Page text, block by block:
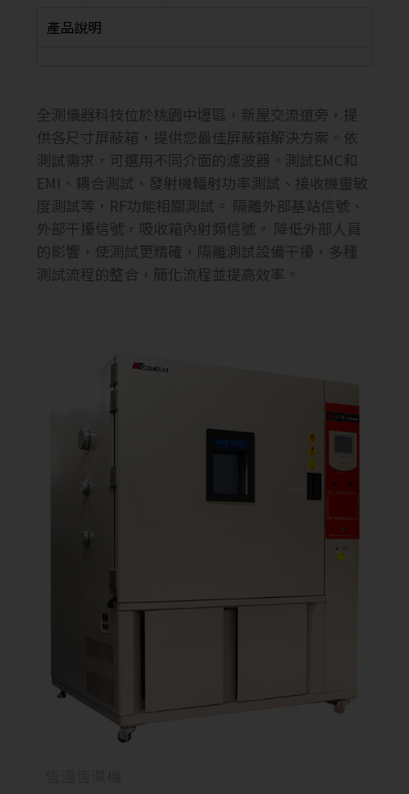
產品說明
全測儀器科技位於桃園中壢區，新屋交流道旁，提
供各尺寸屏蔽箱，提供您最佳屏蔽箱解決方案。依
測試需求，可選用不同介面的濾波器。測試EMC和
EMI、耦合測試、發射機輻射功率測試、接收機靈敏
度測試等，RF功能相關測試。 隔離外部基站信號、
外部干擾信號，吸收箱內射頻信號。 降低外部人員
的影響，使測試更精確，隔離測試設備干擾，多種
測試流程的整合，簡化流程並提高效率。